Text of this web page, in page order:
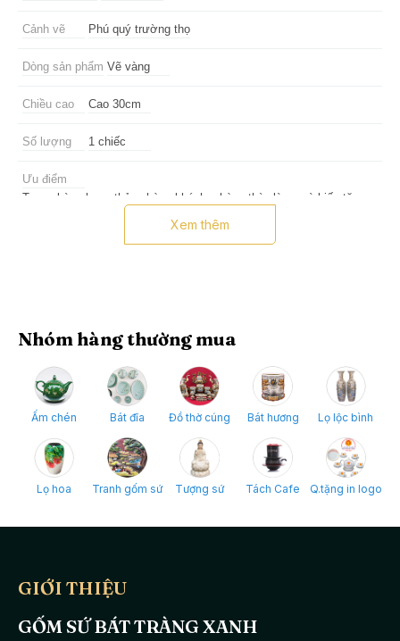
Cảnh vẽ Phú quý trường thọ
Dòng sản phẩm Vẽ vàng
Chiều cao Cao 30cm
Số lượng 1 chiếc
Ưu điểm
Trưng bày phong thủy phòng khách, phòng thờ, làm quà biếu tặng
Xem thêm
Nhóm hàng thường mua
Ấm chén Bát đĩa Đồ thờ cúng Bát hương Lọ lộc bình
Lọ hoa Tranh gốm sứ Tượng sứ Tách Cafe Q.tặng in logo
GIỚI THIỆU
GỐM SỨ BÁT TRÀNG XANH